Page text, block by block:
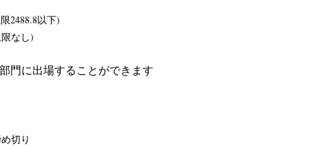
2488.8以下)
なし)
門に出場することができます
切り